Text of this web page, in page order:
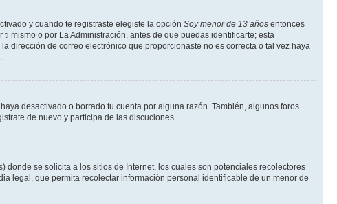
y cuando te registraste elegiste la opción Soy menor de 13 años entonces
mismo o por La Administración, antes de que puedas identificarte; esta
dirección de correo electrónico que proporcionaste no es correcta o tal vez haya
desactivado o borrado tu cuenta por alguna razón. También, algunos foros
de nuevo y participa de las discuciones.
se solicita a los sitios de Internet, los cuales son potenciales recolectores
legal, que permita recolectar información personal identificable de un menor de